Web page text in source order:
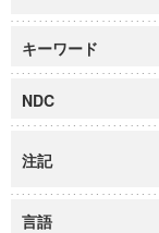
キーワード
NDC
注記
言語